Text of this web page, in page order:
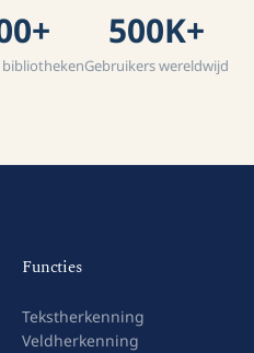
500K+
Gebruikers wereldwijd
Functies
Tekstherkenning
Veldherkenning